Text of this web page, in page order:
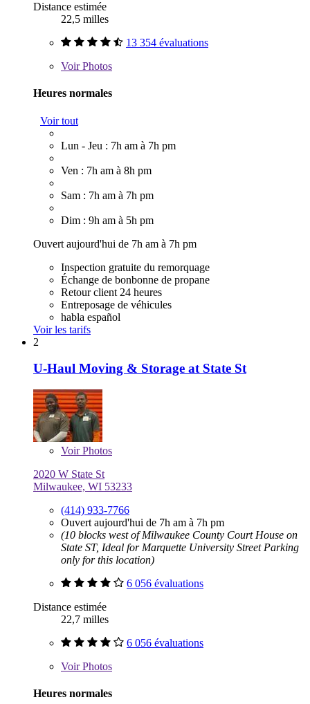
Distance estimée
22,5 milles
13 354 évaluations
VoirPhotos
Heures normales
Voir tout
Lun - Jeu : 7h am à 7h pm
Ven : 7h am à 8h pm
Sam : 7h am à 7h pm
Dim : 9h am à 5h pm
Ouvert aujourd'hui de 7h am à 7h pm
Inspection gratuite du remorquage
Échange de bonbonne de propane
Retour client 24 heures
Entreposage de véhicules
habla español
Voir les tarifs
2
U-Haul Moving & Storage at State St
VoirPhotos
2020 W State St
Milwaukee, WI 53233
(414) 933-7766
Ouvert aujourd'hui de 7h am à 7h pm
(10 blocks west of Milwaukee County Court House on
State ST, Ideal for Marquette University Street Parking
only for this location)
6 056 évaluations
Distance estimée
22,7 milles
6 056 évaluations
VoirPhotos
Heures normales